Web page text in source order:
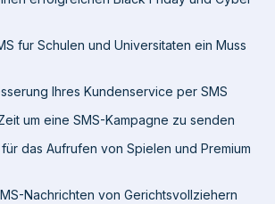
fur Schulen und Universitaten ein Muss
Ihres Kundenservice per SMS
Was ist die beste Zeit um eine SMS-Kampagne zu senden
das Aufrufen von Spielen und Premium
Nachrichten von Gerichtsvollziehern